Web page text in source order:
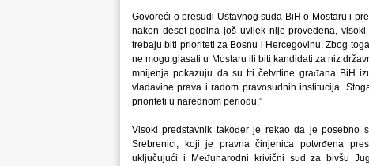
Govoreći o presudi Ustavnog suda BiH o Mostaru i
nakon deset godina još uvijek nije provedena,
trebaju biti prioriteti za Bosnu i Hercegovinu. Zbog
ne mogu glasati u Mostaru ili biti kandidati za niz
mnijenja pokazuju da su tri četvrtine građana BiH
vladavine prava i radom pravosudnih institucija.
prioriteti u narednom periodu.”
Visoki predstavnik također je rekao da je posebno
Srebrenici, koji je pravna činjenica potvrđena
uključujući i Međunarodni krivični sud za bivšu